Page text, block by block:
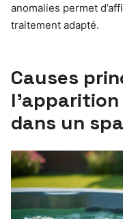
anomalies permet
traitement adapté.
Causes
dans un spa